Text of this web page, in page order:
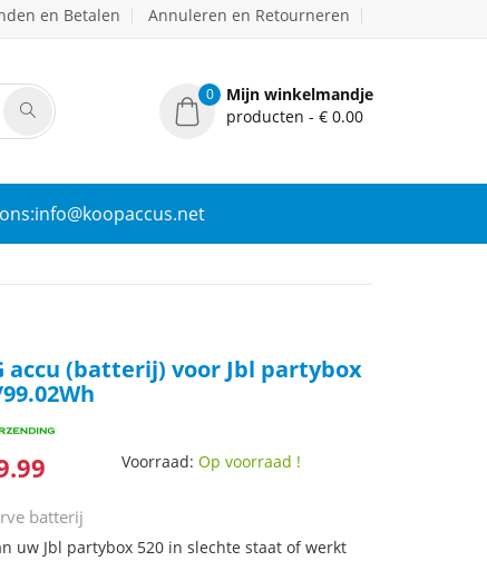
en Betalen Annuleren en Retourneren
0
Mijn winkelmandje
producten - € 0.00
accu (batterij) voor Jbl partybox
Voorraad:Op voorraad !
batterij
uw Jbl partybox 520 in slechte staat of werkt